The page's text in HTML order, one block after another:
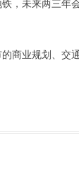
，未来两三年
商业规划、交